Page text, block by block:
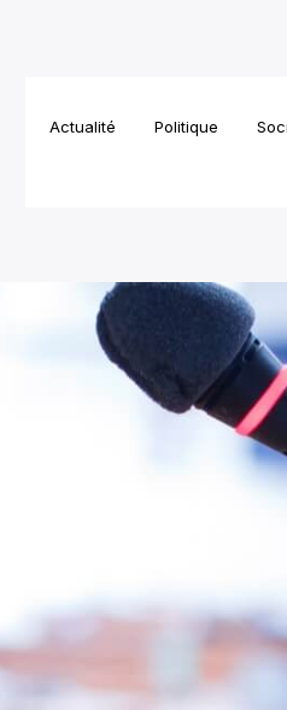
Actualité Politique